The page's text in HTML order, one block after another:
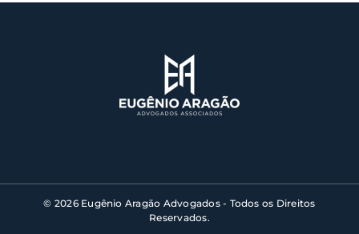
© 2026 Eugênio Aragão Advogados - Todos os Direitos
Reservados.